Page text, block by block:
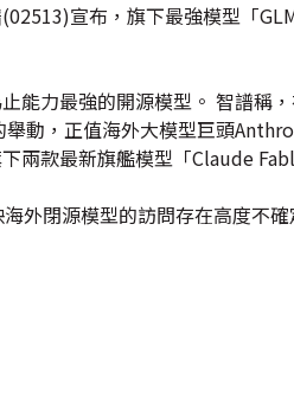
宣布，旗下最強模型「
力最強的開源模型。 智譜稱
動，正值海外大模型巨頭
兩款最新旗艦模型「Claude
外閉源模型的訪問存在高度不